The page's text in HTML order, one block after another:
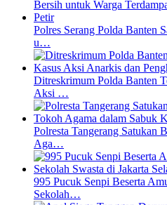
Polres Serang Polda Banten
u…
Ditreskrimum Polda Banten
Aksi …
Polresta Tangerang
Aga…
995 Pucuk Senpi Beserta
Sekolah…